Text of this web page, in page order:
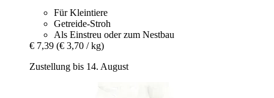
Für Kleintiere
Getreide-Stroh
Als Einstreu oder zum Nestbau
€ 7,39 (€ 3,70 / kg)
Zustellung bis 14. August